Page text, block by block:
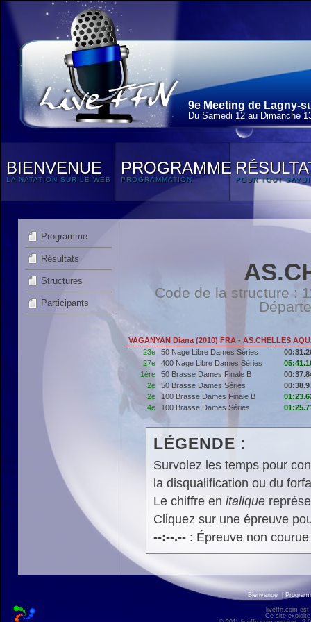
9e Meeting de Lagny-
Du Samedi 12 au Dimanche
BIENVENUE
LA NATATION SUR LE WEB
PROGRAMME
PROGRAMMATION POUR TOUT
Programme
Résultats
Structures
Participants
Code de la structure :
VAGANYAN Diana (2010) FRA - AS.CHELLES
23e
50 Nage Libre Dames Séries
27e
400 Nage Libre Dames Séries
1ère
50 Brasse Dames Finale B
2e
50 Brasse Dames Séries
2e
100 Brasse Dames Finale B
4e
100 Brasse Dames Séries
LÉGENDE :
Survolez les temps pour
la disqualification ou du
Le chiffre en italique
Cliquez sur une épreuve
--:--.--: Épreuve non
Bienvenue
liveffn.com est
Ce site